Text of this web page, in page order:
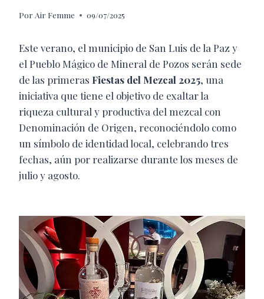
Por Air Femme 09/07/2025
Este verano, el municipio de San Luis de la Paz y
el Pueblo Mágico de Mineral de Pozos serán sede
de las primeras Fiestas del Mezcal 2025, una
iniciativa que tiene el objetivo de exaltar la
riqueza cultural y productiva del mezcal con
Denominación de Origen, reconociéndolo como
un símbolo de identidad local, celebrando tres
fechas, aún por realizarse durante los meses de
julio y agosto.